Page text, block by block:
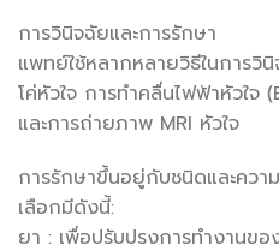
การวินิจฉัยและการรักษา
แพทย์ใช้หลากหลายวิธีในการวิ
โค่หัวใจ การทำคลื่นไฟฟ้าหัวใจ
และการถ่ายภาพ MRI หัวใจ
การรักษาขึ้นอยู่กับชนิดและควา
เลือกมีดังนี้:
ยา : เพื่อปรับปรุงการทำงานขอ